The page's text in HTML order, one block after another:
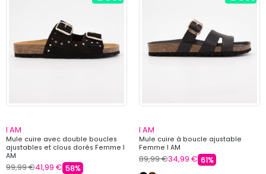
I AM
Mule cuire avec double boucles
ajustables et clous dorés Femme I
AM
99,99 €41,99 € 58%
I AM
Mule cuire à boucle ajustable
Femme I AM
89,99 €34,99 € 61%